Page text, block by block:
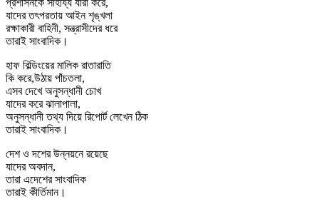
যাদের তৎপরতায় আইন শৃঙ্খলা
রক্ষাকারী বাহিনী, সন্ত্রাসীদের ধরে
তারাই সাংবাদিক।
হাফ বিল্ডিংয়ের মালিক রাতারাতি
কি করে,উঠায় পাঁচতলা,
এসব দেখে অনুসন্ধানী চোখ
যাদের করে ঝালাপালা,
অনুসন্ধানী তথ্য দিয়ে রিপোর্ট লেখেন ঠিক
তারাই সাংবাদিক।
দেশ ও দশের উন্নয়নে রয়েছে
যাদের অবদান,
তারা এদেশের সাংবাদিক
তারাই কীর্তিমান।